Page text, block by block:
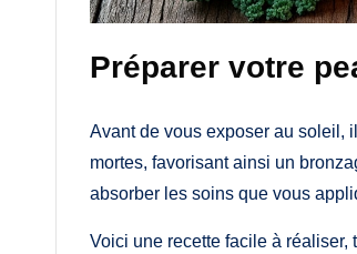
Préparer votre
Avant de vous exposer au soleil,
mortes, favorisant ainsi un
absorber les soins que vous
Voici une recette facile à réaliser,